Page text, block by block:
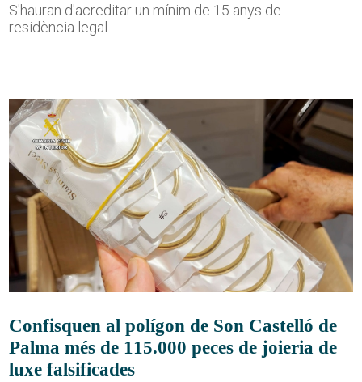
S'hauran d'acreditar un mínim de 15 anys de
residència legal
Confisquen al polígon de Son Castelló de
Palma més de 115.000 peces de joieria de
luxe falsificades